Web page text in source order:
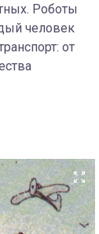
Роботы
человек
от